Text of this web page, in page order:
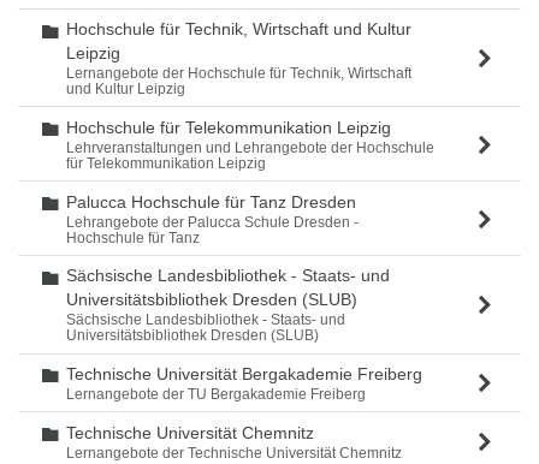
Ordner
Hochschule für Technik, Wirtschaft und Kultur
Leipzig
Lernangebote der Hochschule für Technik, Wirtschaft
und Kultur Leipzig
Ordner
Hochschule für Telekommunikation Leipzig
Lehrveranstaltungen und Lehrangebote der Hochschule
für Telekommunikation Leipzig
Ordner
Palucca Hochschule für Tanz Dresden
Lehrangebote der Palucca Schule Dresden -
Hochschule für Tanz
Ordner
Sächsische Landesbibliothek - Staats- und
Universitätsbibliothek Dresden (SLUB)
Sächsische Landesbibliothek - Staats- und
Universitätsbibliothek Dresden (SLUB)
Ordner
Technische Universität Bergakademie Freiberg
Lernangebote der TU Bergakademie Freiberg
Ordner
Technische Universität Chemnitz
Lernangebote der Technische Universität Chemnitz